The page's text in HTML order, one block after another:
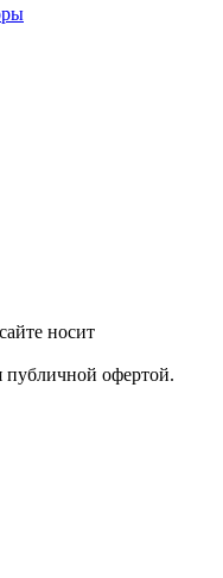
носит
публичной офертой.